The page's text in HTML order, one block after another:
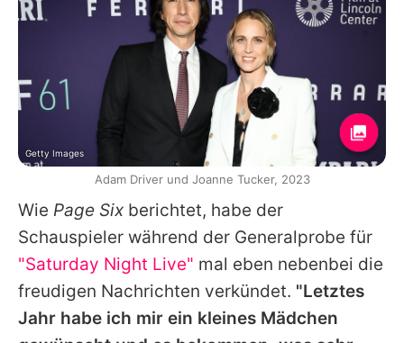
Wie Page Six berichtet, habe der
Schauspieler während der Generalprobe für
"Saturday Night Live" mal eben nebenbei die
freudigen Nachrichten verkündet. "Letztes
Jahr habe ich mir ein kleines Mädchen
Getty Images
Adam Driver und Joanne Tucker, 2023